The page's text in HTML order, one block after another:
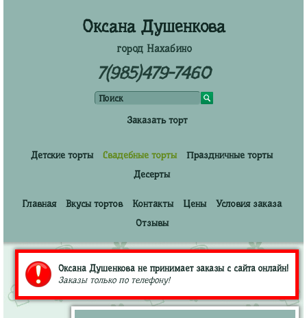
Оксана Душенкова
город Нахабино
7(985)479-7460
Заказать торт
Детские торты Свадебные торты
Праздничные торты
Десерты
Главная Вкусы тортов Контакты Цены
Условия заказа
Отзывы
Оксана Душенкова не принимает заказы с сайта онлайн!
Заказы только по телефону!